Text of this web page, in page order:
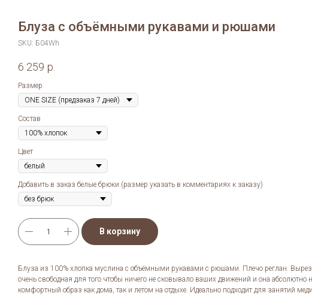
Блуза с объёмными рукавами и рюшами
SKU: Б04Wh
6 259 р.
Размер
Состав
Цвет
Добавить в заказ белые брюки (размер указать в комментариях к заказу)
В корзину
Блуза из 100% хлопка муслина с объёмными рукавами с рюшами. Плечо реглан.
очень свободная для того чтобы ничего не сковывало ваших движений и она абсолютно
комфортный образ как дома, так и летом на отдыхе. Идеально подходит для занятий